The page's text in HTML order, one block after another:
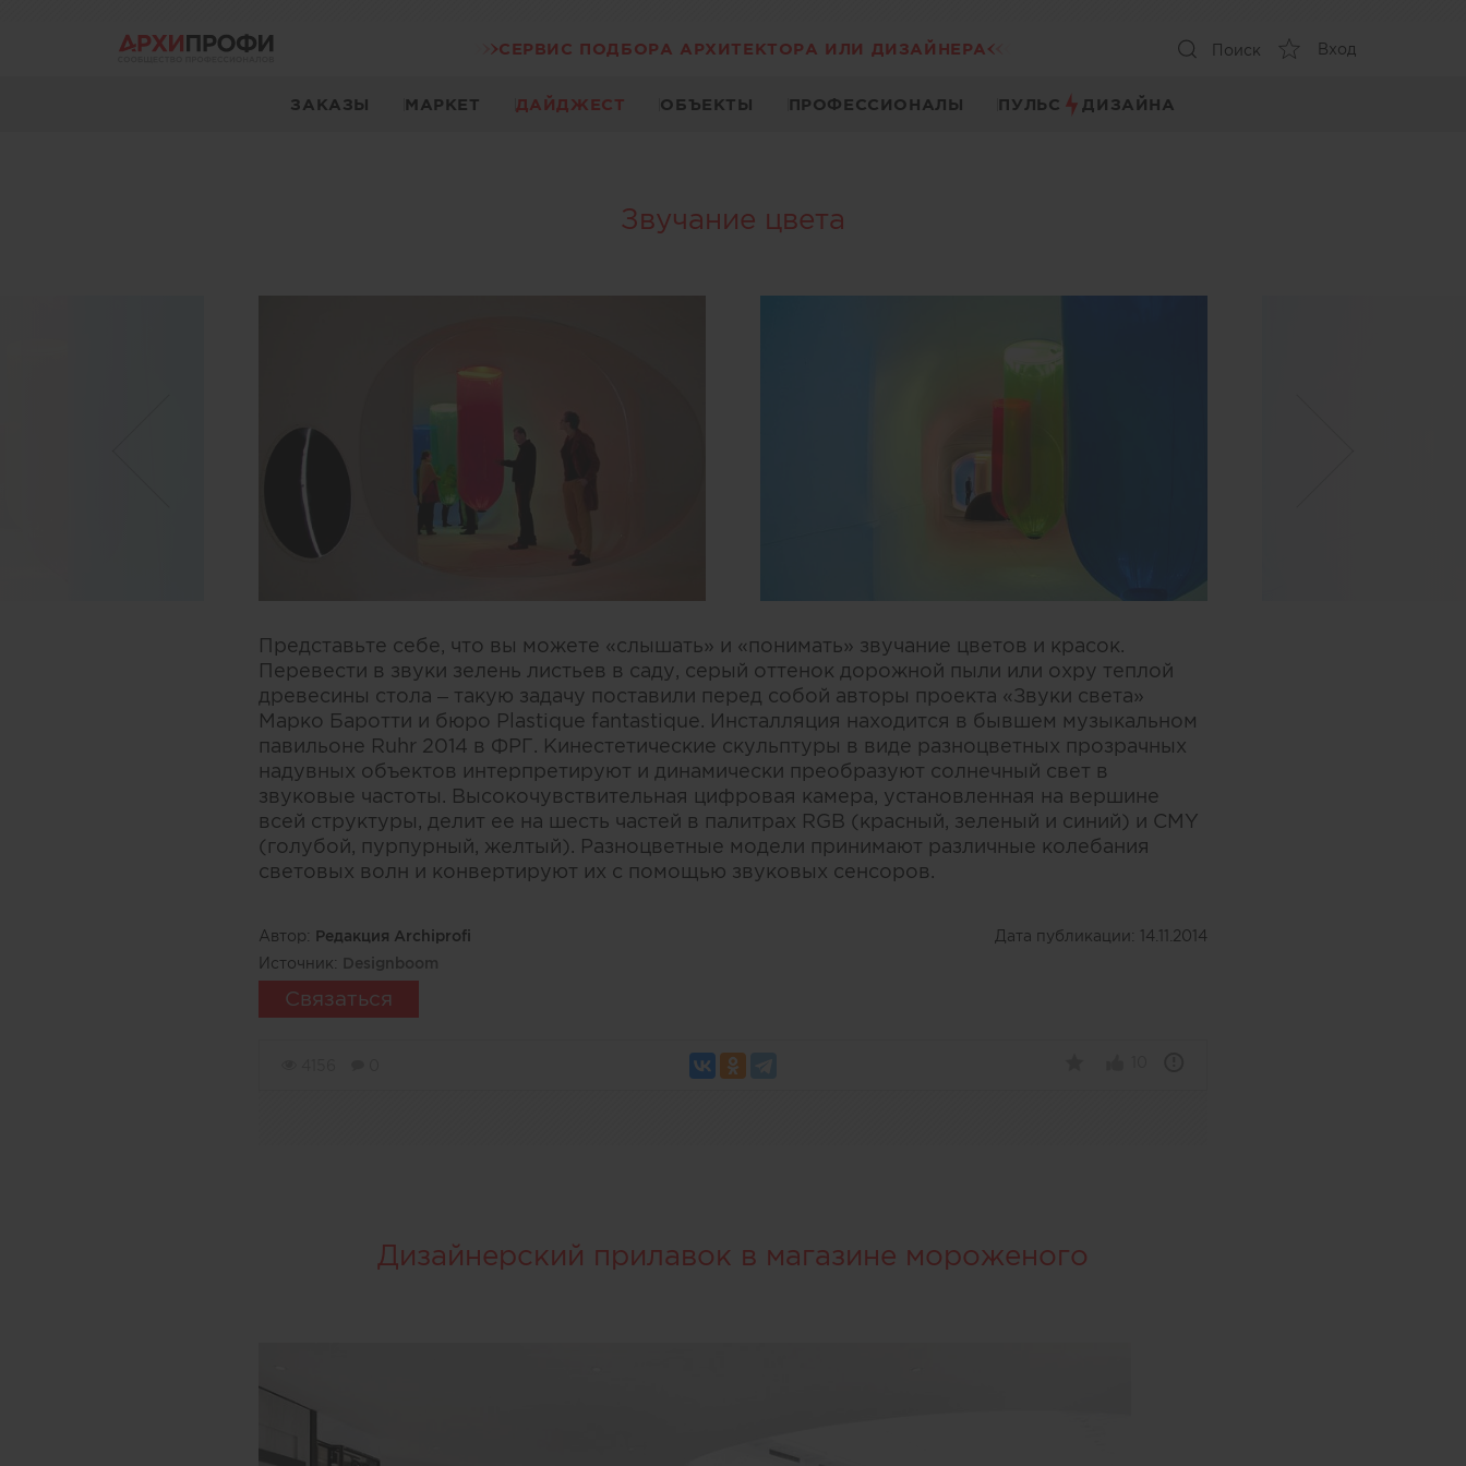
СЕРВИС ПОДБОРА АРХИТЕКТОРА ИЛИ ДИЗАЙНЕРА Поиск Вход
ЗАКАЗЫ МАРКЕТ ДАЙДЖЕСТ ОБЪЕКТЫ ПРОФЕССИОНАЛЫ ПУЛЬС ДИЗАЙНА
Звучание цвета
Представьте себе, что вы можете «слышать» и «понимать» звучание цветов и красок.
Перевести в звуки зелень листьев в саду, серый оттенок дорожной пыли или охру теплой
древесины стола – такую задачу поставили перед собой авторы проекта «Звуки света»
Марко Баротти и бюро Plastique fantastique. Инсталляция находится в бывшем музыкальном
павильоне Ruhr 2014 в ФРГ. Кинестетические скульптуры в виде разноцветных прозрачных
надувных объектов интерпретируют и динамически преобразуют солнечный свет в
звуковые частоты. Высокочувствительная цифровая камера, установленная на вершине
всей структуры, делит ее на шесть частей в палитрах RGB (красный, зеленый и синий) и CMY
(голубой, пурпурный, желтый). Разноцветные модели принимают различные колебания
световых волн и конвертируют их с помощью звуковых сенсоров.
Автор: Редакция Archiprofi Дата публикации: 14.11.2014
Источник: Designboom
Связаться
Дизайнерский прилавок в магазине мороженого